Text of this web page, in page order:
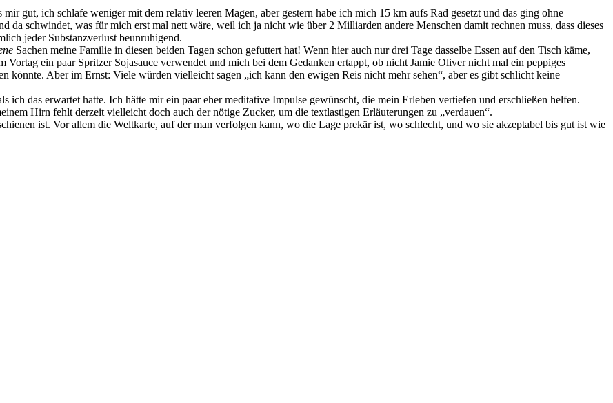
gut, ich schlafe weniger mit dem relativ leeren Magen, aber gestern habe ich mich 15 km aufs Rad gesetzt und das ging ohne
da schwindet, was für mich erst mal nett wäre, weil ich ja nicht wie über 2 Milliarden andere Menschen damit rechnen muss, dass dieses
jeder Substanzverlust beunruhigend.
Sachen meine Familie in diesen beiden Tagen schon gefuttert hat! Wenn hier auch nur drei Tage dasselbe Essen auf den Tisch käme,
Vortag ein paar Spritzer Sojasauce verwendet und mich bei dem Gedanken ertappt, ob nicht Jamie Oliver nicht mal ein peppiges
könnte. Aber im Ernst: Viele würden vielleicht sagen „ich kann den ewigen Reis nicht mehr sehen“, aber es gibt schlicht keine
ich das erwartet hatte. Ich hätte mir ein paar eher meditative Impulse gewünscht, die mein Erleben vertiefen und erschließen helfen.
Hirn fehlt derzeit vielleicht doch auch der nötige Zucker, um die textlastigen Erläuterungen zu „verdauen“.
ist. Vor allem die Weltkarte, auf der man verfolgen kann, wo die Lage prekär ist, wo schlecht, und wo sie akzeptabel bis gut ist wie